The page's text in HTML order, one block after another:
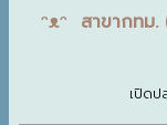
ᵔᴥᵔ สาขากทม
เปิดป